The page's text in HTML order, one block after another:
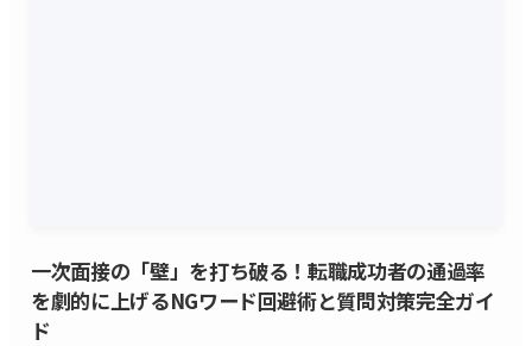
一次面接の「壁」を打ち破る！転職成功者の通過率
を劇的に上げるNGワード回避術と質問対策完全ガイ
ド